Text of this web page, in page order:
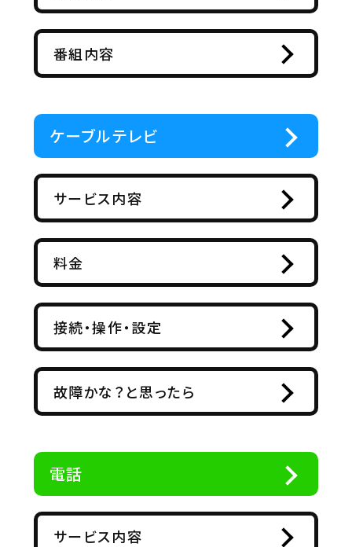
番組内容
ケーブルテレビ
サービス内容
料金
接続・操作・設定
故障かな？と思ったら
電話
サービス内容